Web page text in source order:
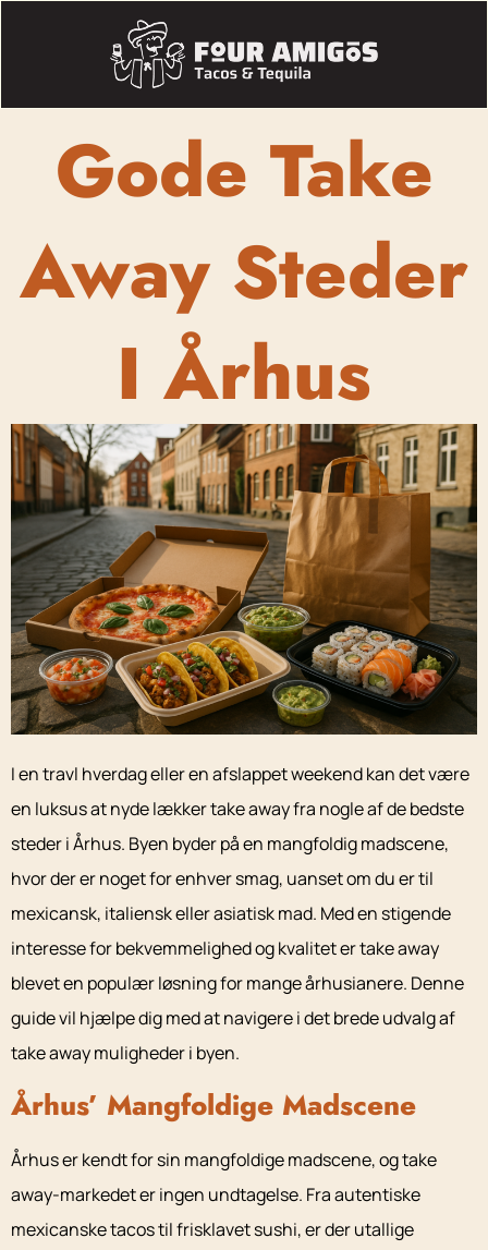
Gode Take
Away Steder
I Århus
I en travl hverdag eller en afslappet weekend kan det være
en luksus at nyde lækker take away fra nogle af de bedste
steder i Århus. Byen byder på en mangfoldig madscene,
hvor der er noget for enhver smag, uanset om du er til
mexicansk, italiensk eller asiatisk mad. Med en stigende
interesse for bekvemmelighed og kvalitet er take away
blevet en populær løsning for mange århusianere. Denne
guide vil hjælpe dig med at navigere i det brede udvalg af
take away muligheder i byen.
Århus’ Mangfoldige Madscene
Århus er kendt for sin mangfoldige madscene, og take
away-markedet er ingen undtagelse. Fra autentiske
mexicanske tacos til frisklavet sushi, er der utallige